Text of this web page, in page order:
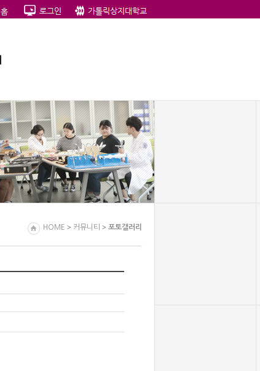
HOME > 커뮤니티 > 포토갤러리